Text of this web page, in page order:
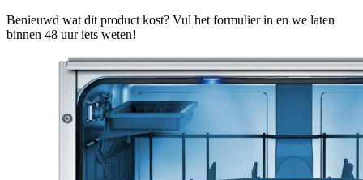
Benieuwd wat dit product kost? Vul het formulier in en we laten
binnen 48 uur iets weten!